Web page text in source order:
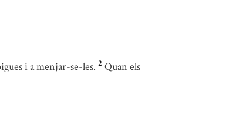
i a menjar-se-les. 2 Quan els